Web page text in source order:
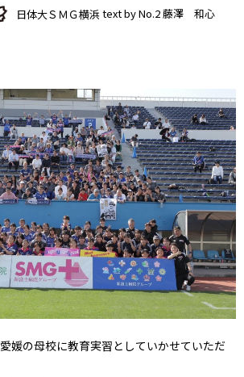
日体大ＳＭＧ横浜 text by No.2 藤澤 和心
媛の母校に教育実習としていかせていただ